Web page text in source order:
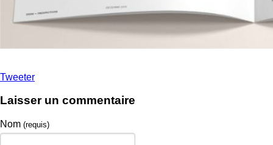
Tweeter
Laisser un commentaire
Nom (requis)